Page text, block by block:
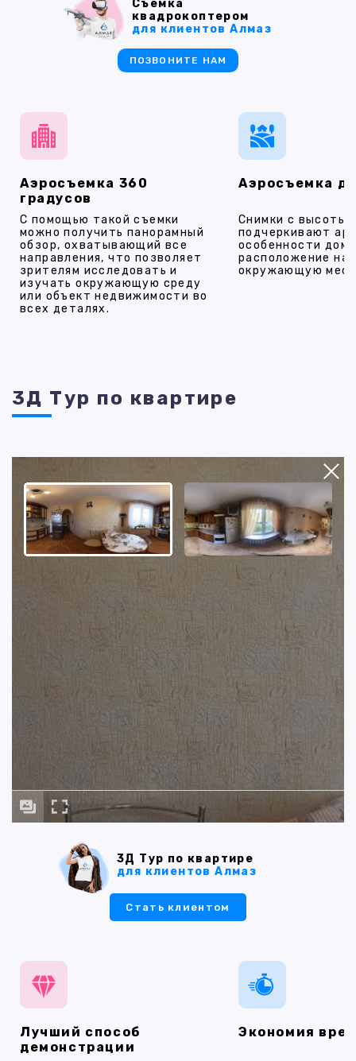
Аэросъемка 360
градусов
С помощью такой съемки
можно получить панорамный
обзор, охватывающий все
направления, что позволяет
зрителям исследовать и
изучать окружающую среду
или объект недвижимости во
всех деталях.
Аэросъемка
Снимки с высоты
подчеркивают
особенности
расположение на
окружающую
Съемка
квадрокоптером
для клиентов Алмаз
ПОЗВОНИТЕ НАМ
3Д Тур по квартире
3Д Тур по квартире
для клиентов Алмаз
Стать клиентом
Лучший способ
демонстрации
Экономия